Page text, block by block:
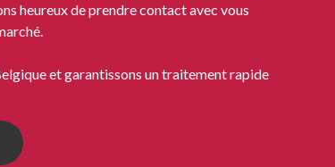
heureux de prendre contact avec vous
et garantissons un traitement rapide